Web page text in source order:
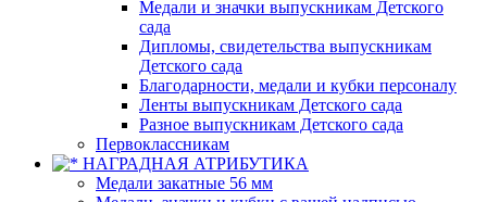
Медали и значки выпускникам Детского
сада
Дипломы, свидетельства выпускникам
Детского сада
Благодарности, медали и кубки персоналу
Ленты выпускникам Детского сада
Разное выпускникам Детского сада
Первоклассникам
НАГРАДНАЯ АТРИБУТИКА
Медали закатные 56 мм